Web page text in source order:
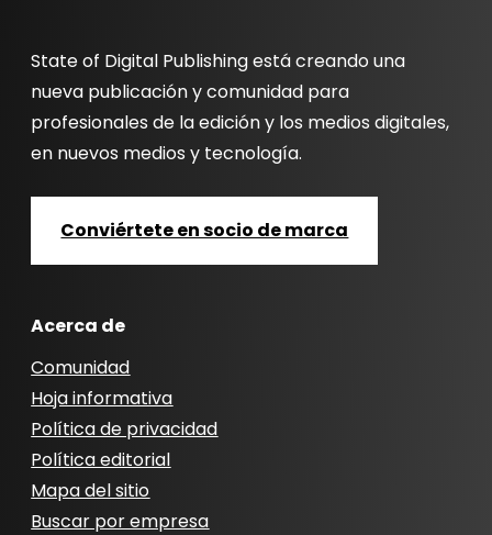
State of Digital Publishing está creando una
nueva publicación y comunidad para
profesionales de la edición y los medios digitales,
en nuevos medios y tecnología.
Conviértete en socio de marca
Acerca de
Comunidad
Hoja informativa
Política de privacidad
Política editorial
Mapa del sitio
Buscar por empresa